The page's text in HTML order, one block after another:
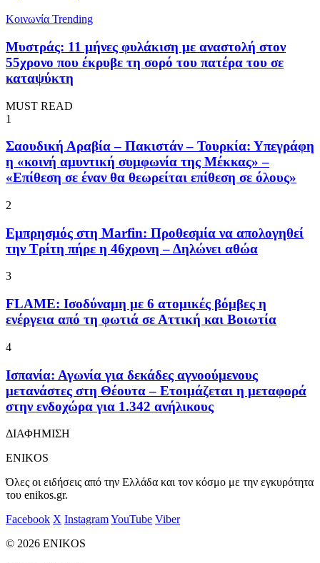
Κοινωνία Trending
Μυστράς: 11 μήνες φυλάκιση με αναστολή στον
55χρονο που έκρυβε τη σορό του πατέρα του σε
καταψύκτη
MUST READ
1
Σαουδική Αραβία – Πακιστάν – Τουρκία: Υπεγράφη
η «κοινή αμυντική συμφωνία της Μέκκας» –
«Επίθεση σε έναν θα θεωρείται επίθεση σε όλους»
2
Εμπρησμός στη Marfin: Προθεσμία να απολογηθεί
την Τρίτη πήρε η 46χρονη – Δηλώνει αθώα
3
FLAME: Ισοδύναμη με 6 ατομικές βόμβες η
ενέργεια από τη φωτιά σε Αττική και Βοιωτία
4
Ισπανία: Αγωνία για δεκάδες αγνοούμενους
μετανάστες στη Θέουτα – Ετοιμάζεται η μεταφορά
στην ενδοχώρα για 1.342 ανήλικους
ΔΙΑΦΗΜΙΣΗ
ENIKOS
Όλες οι ειδήσεις από την Ελλάδα και τον κόσμο με την εγκυρότητα
του enikos.gr.
Facebook X InstagramYouTube Viber
© 2026 ENIKOS